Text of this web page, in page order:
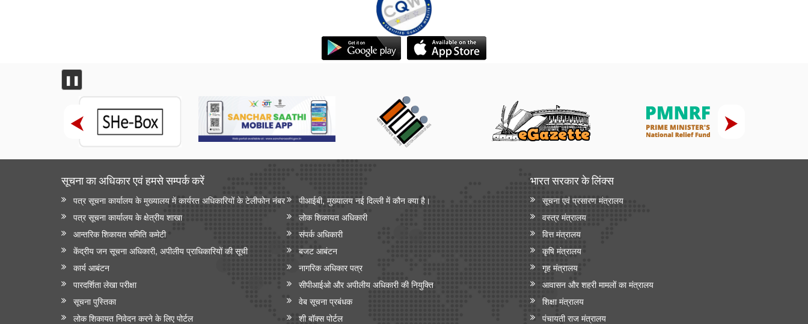
❚❚
सूचना का अधिकार एवं हमसे सम्‍पर्क करें
पत्र सूचना कार्यालय के मुख्यालय में कार्यरत अधिकारियों के टेलीफोन नंबर
पीआईबी, मुख्यालय नई दिल्ली में कौन क्या है।
पत्र सूचना कार्यालय के क्षेत्रीय शाखा
लोक शिकायत अधिकारी
आन्‍तरिक शिकायत समिति कमेटी
संपर्क अधिकारी
केंद्रीय जन सूचना अधिकारी, अपीलीय प्राधिकारियों की सूची
बजट आबंटन
कार्य आबंटन
नागरिक अधिकार पत्र
पारदर्शिता लेखा परीक्षा
सीपीआईओ और अपी‍लीय अधिकारी की नियुक्ति
सूचना पुस्तिका
वेब सूचना प्रबंधक
लोक शिकायत निवेदन करने के लिए पोर्टल
शी बॉक्स पोर्टल
भारत सरकार के लिंक्‍स
सूचना एवं प्रसारण मंत्रालय
वस्त्र मंत्रालय
वित्त मंत्रालय
कृषि मंत्रालय
गृह मंत्रालय
आवासन और शहरी मामलों का मंत्रालय
शिक्षा मंत्रालय
पंचायती राज मंत्रालय